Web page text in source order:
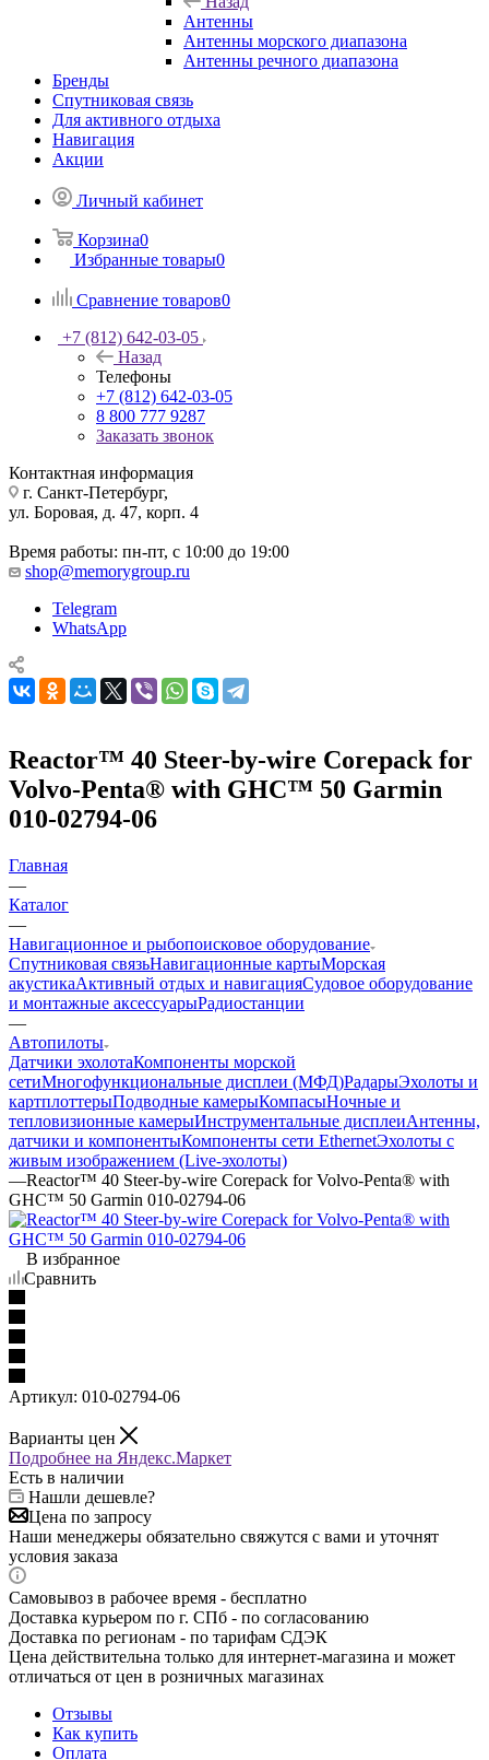
Антенны
Антенны морского диапазона
Антенны речного диапазона
Бренды
Спутниковая связь
Для активного отдыха
Навигация
Акции
Личный кабинет
Корзина0
Избранные товары0
Сравнение товаров0
+7 (812) 642-03-05
Назад
Телефоны
+7 (812) 642-03-05
8 800 777 9287
Заказать звонок
Контактная информация
г. Санкт-Петербург,
ул. Боровая, д. 47, корп. 4
Время работы: пн-пт, с 10:00 до 19:00
shop@memorygroup.ru
Telegram
WhatsApp
Reactor™ 40 Steer-by-wire Corepack for
Volvo-Penta® with GHC™ 50 Garmin
010-02794-06
Главная
—
Каталог
—
Навигационное и рыбопоисковое оборудование
Спутниковая связьНавигационные картыМорская
акустикаАктивный отдых и навигацияСудовое оборудование
и монтажные аксессуарыРадиостанции
—
Автопилоты
Датчики эхолотаКомпоненты морской
сетиМногофункциональные дисплеи (МФД)РадарыЭхолоты и
картплоттерыПодводные камерыКомпасыНочные и
тепловизионные камерыИнструментальные дисплеиАнтенны,
датчики и компонентыКомпоненты сети EthernetЭхолоты с
живым изображением (Live-эхолоты)
—Reactor™ 40 Steer-by-wire Corepack for Volvo-Penta® with
GHC™ 50 Garmin 010-02794-06
В избранное
Сравнить
Артикул: 010-02794-06
Варианты цен
Подробнее на Яндекс.Маркет
Есть в наличии
Нашли дешевле?
Цена по запросу
Наши менеджеры обязательно свяжутся с вами и уточнят
условия заказа
Самовывоз в рабочее время - бесплатно
Доставка курьером по г. СПб - по согласованию
Доставка по регионам - по тарифам СДЭК
Цена действительна только для интернет-магазина и может
отличаться от цен в розничных магазинах
Отзывы
Как купить
Оплата